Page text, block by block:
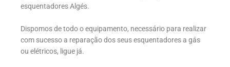
esquentadores Algés.
Dispomos de todo o equipamento, necessário para realizar
com sucesso a reparação dos seus esquentadores a gás
ou elétricos, ligue já.